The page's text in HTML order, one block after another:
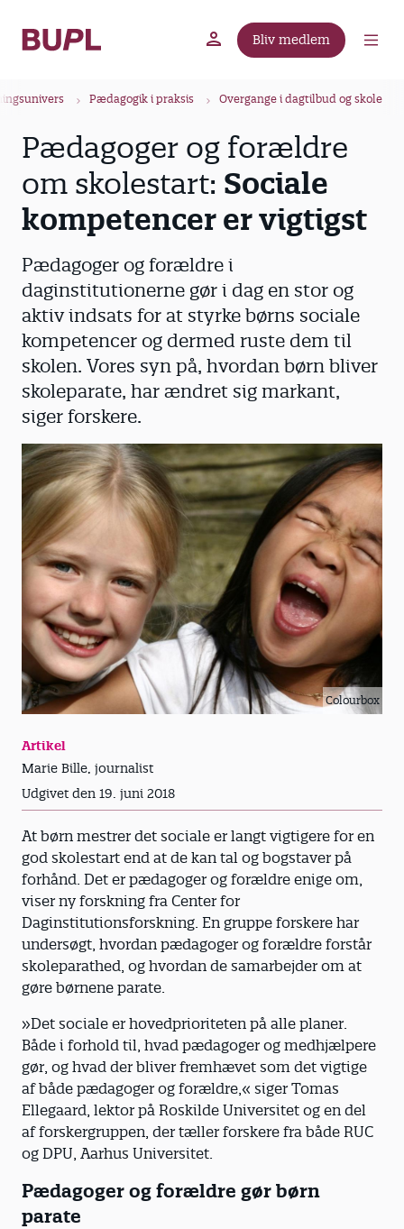
l
Bliv medlem
B
Pædagogik i praksis Overgange i dagtilbud og skole
Pædagoger og forældre
om skolestart: Sociale
kompetencer er vigtigst
Pædagoger og forældre i
daginstitutionerne gør i dag en stor og
aktiv indsats for at styrke børns sociale
kompetencer og dermed ruste dem til
skolen. Vores syn på, hvordan børn bliver
skoleparate, har ændret sig markant,
siger forskere.
Colourbox
Artikel
Marie Bille, journalist
Udgivet den 19. juni 2018
At børn mestrer det sociale er langt vigtigere for en
god skolestart end at de kan tal og bogstaver på
forhånd. Det er pædagoger og forældre enige om,
viser ny forskning fra Center for
Daginstitutionsforskning. En gruppe forskere har
undersøgt, hvordan pædagoger og forældre forstår
skoleparathed, og hvordan de samarbejder om at
gøre børnene parate.
»Det sociale er hovedprioriteten på alle planer.
Både i forhold til, hvad pædagoger og medhjælpere
gør, og hvad der bliver fremhævet som det vigtige
af både pædagoger og forældre,« siger Tomas
Ellegaard, lektor på Roskilde Universitet og en del
af forskergruppen, der tæller forskere fra både RUC
og DPU, Aarhus Universitet.
Pædagoger og forældre gør børn
parate